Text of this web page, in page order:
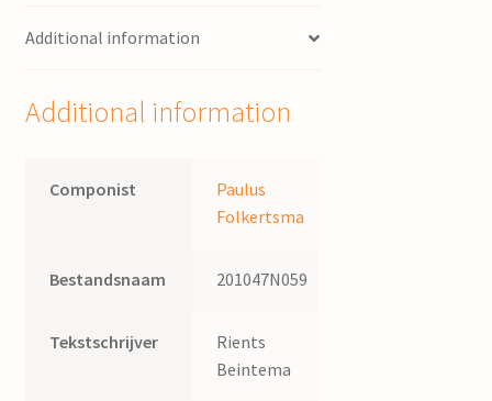
Folkertsma
D.A.
orkest
bewerking
Additional information
Additional information
Componist
Paulus
Folkertsma
Bestandsnaam 201047N059
Tekstschrijver
Rients
Beintema